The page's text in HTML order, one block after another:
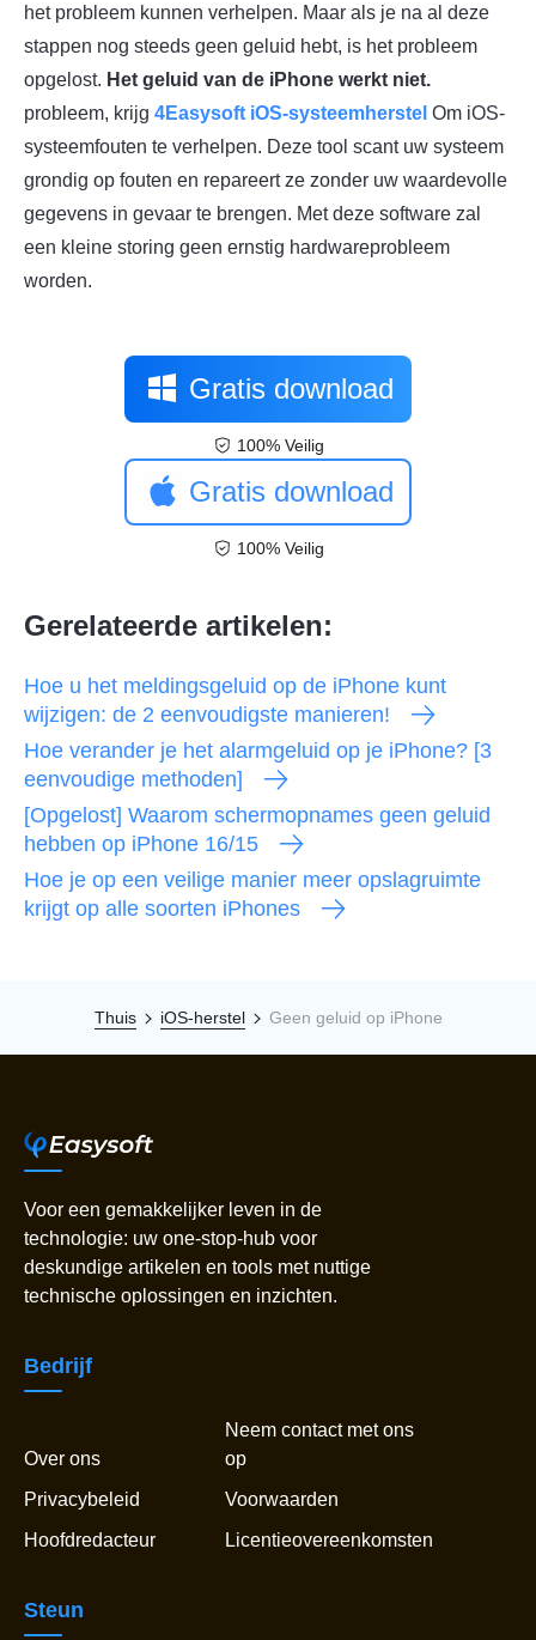
het probleem kunnen verhelpen. Maar als je na al deze
stappen nog steeds geen geluid hebt, is het probleem
opgelost. Het geluid van de iPhone werkt niet.
probleem, krijg 4Easysoft iOS-systeemherstel Om iOS-
systeemfouten te verhelpen. Deze tool scant uw systeem
grondig op fouten en repareert ze zonder uw waardevolle
gegevens in gevaar te brengen. Met deze software zal
een kleine storing geen ernstig hardwareprobleem
worden.
Gratis download
100% Veilig
Gratis download
100% Veilig
Gerelateerde artikelen:
Hoe u het meldingsgeluid op de iPhone kunt
wijzigen: de 2 eenvoudigste manieren!
Hoe verander je het alarmgeluid op je iPhone? [3
eenvoudige methoden]
[Opgelost] Waarom schermopnames geen geluid
hebben op iPhone 16/15
Hoe je op een veilige manier meer opslagruimte
krijgt op alle soorten iPhones
Thuis iOS-herstel Geen geluid op iPhone
Voor een gemakkelijker leven in de
technologie: uw one-stop-hub voor
deskundige artikelen en tools met nuttige
technische oplossingen en inzichten.
Bedrijf
Over ons
Neem contact met ons
op
Privacybeleid
Voorwaarden
Hoofdredacteur
Licentieovereenkomsten
Steun